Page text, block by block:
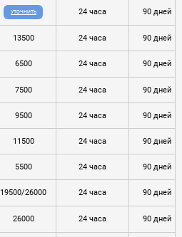
УТОЧНИТЬ 24 часа 90 дней
13500 24 часа 90 дней
6500 24 часа 90 дней
7500 24 часа 90 дней
9500 24 часа 90 дней
11500 24 часа 90 дней
5500 24 часа 90 дней
19500/26000 24 часа 90 дней
26000 24 часа 90 дней